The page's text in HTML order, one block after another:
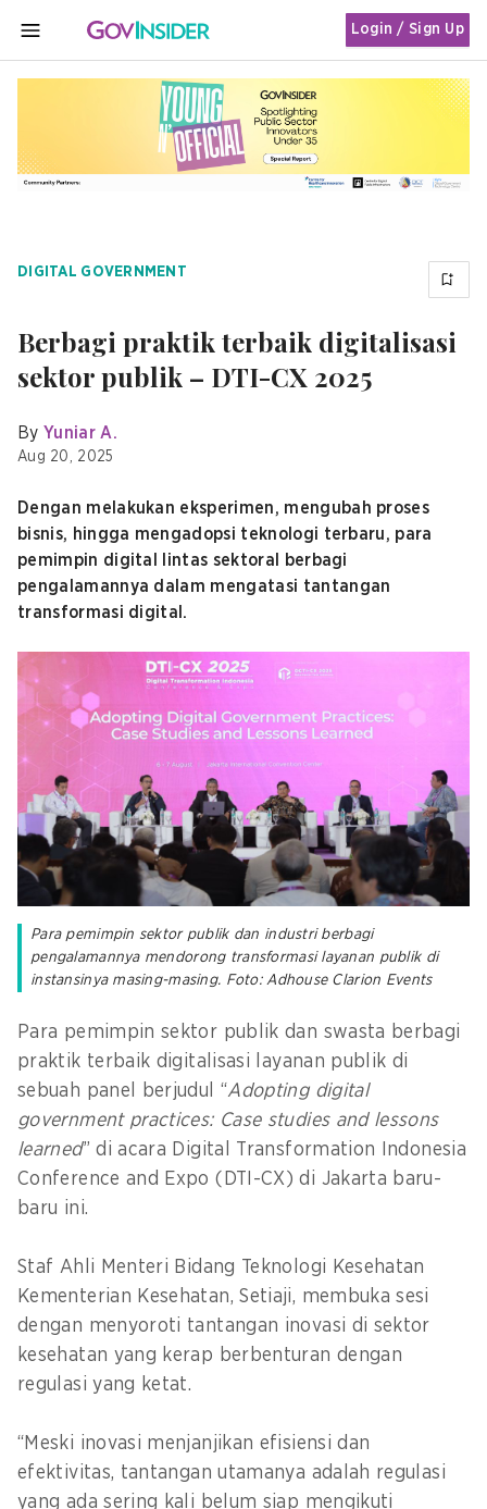
MENU
Login / Sign Up
DIGITAL GOVERNMENT
Berbagi praktik terbaik digitalisasi
sektor publik – DTI-CX 2025
By Yuniar A.
Aug 20, 2025
Dengan melakukan eksperimen, mengubah proses
bisnis, hingga mengadopsi teknologi terbaru, para
pemimpin digital lintas sektoral berbagi
pengalamannya dalam mengatasi tantangan
transformasi digital.
Para pemimpin sektor publik dan industri berbagi
pengalamannya mendorong transformasi layanan publik di
instansinya masing-masing. Foto: Adhouse Clarion Events
Para pemimpin sektor publik dan swasta berbagi
praktik terbaik digitalisasi layanan publik di
sebuah panel berjudul “Adopting digital
government practices: Case studies and lessons
learned” di acara Digital Transformation Indonesia
Conference and Expo (DTI-CX) di Jakarta baru-
baru ini.
Staf Ahli Menteri Bidang Teknologi Kesehatan
Kementerian Kesehatan, Setiaji, membuka sesi
dengan menyoroti tantangan inovasi di sektor
kesehatan yang kerap berbenturan dengan
regulasi yang ketat.
“Meski inovasi menjanjikan efisiensi dan
efektivitas, tantangan utamanya adalah regulasi
yang ada sering kali belum siap mengikuti